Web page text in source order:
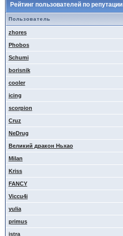
Рейтинг пользователей по репутации
Пользователь
zhores
Phobos
Schumi
borisnik
cooler
icing
scorpion
Cruz
NeDrug
Великий дракон Ньхао
Milan
Kriss
FANCY
Viccu4i
yulia
primus
istra